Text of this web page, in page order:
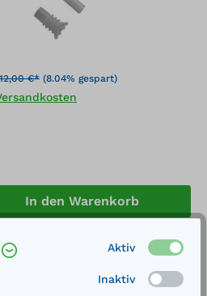
€* (8.04% gespart)
Gib den
In den Warenkorb
Aktiv
Inaktiv